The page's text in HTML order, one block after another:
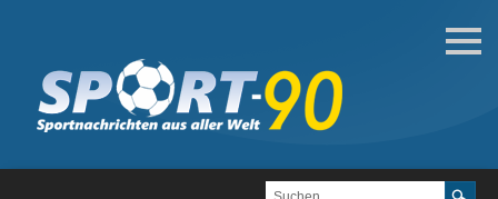
Tennis
Alle